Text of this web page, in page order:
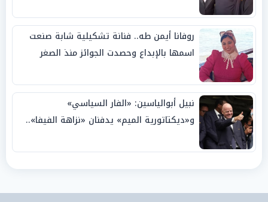
روفانا أيمن طه.. فنانة تشكيلية شابة صنعت
اسمها بالإبداع وحصدت الجوائز منذ الصغر
نبيل أبوالياسين: «الفار السياسي»
و«ديكتاتورية الميم» يدفنان «نزاهة الفيفا»..